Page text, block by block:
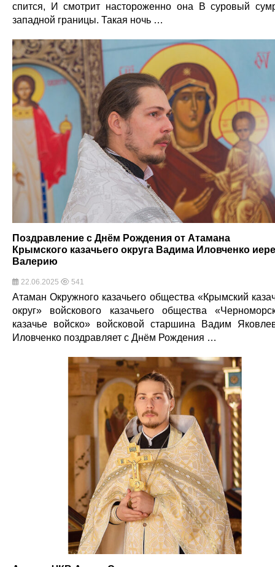
спится, И смотрит настороженно она В суровый
западной границы. Такая ночь …
Поздравление с Днём Рождения от Атамана
Крымского казачьего округа Вадима Иловченко
Валерию
22.06.2025 541
Атаман Окружного казачьего общества «Крымский
округ» войскового казачьего общества
казачье войско» войсковой старшина Вадим
Иловченко поздравляет с Днём Рождения …